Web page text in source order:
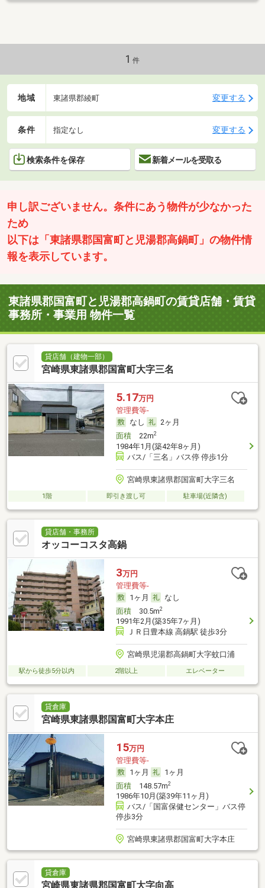
1 件
地域 東諸県郡綾町 変更する
条件 指定なし 変更する
検索条件を保存 新着メールを受取る
申し訳ございません。条件にあう物件が少なかった
ため
以下は「東諸県郡国富町と児湯郡高鍋町」の物件情
報を表示しています。
東諸県郡国富町と児湯郡高鍋町の賃貸店舗・賃貸
事務所・事業用 物件一覧
貸店舗（建物一部）
宮崎県東諸県郡国富町大字三名
5.17万円
管理費等-
なし
2ヶ月
面積22m2
1984年1月(築42年8ヶ月)
バス/「三名」バス停 停歩1分
宮崎県東諸県郡国富町大字三名
1階 即引き渡し可 駐車場(近隣含)
貸店舗・事務所
オッコーコスタ高鍋
3万円
管理費等-
1ヶ月
なし
面積30.5m2
1991年2月(築35年7ヶ月)
ＪＲ日豊本線 高鍋駅 徒歩3分
宮崎県児湯郡高鍋町大字蚊口浦
駅から徒歩5分以内 2階以上 エレベーター
貸倉庫
宮崎県東諸県郡国富町大字本庄
15万円
管理費等-
1ヶ月
1ヶ月
面積148.57m2
1986年10月(築39年11ヶ月)
バス/「国富保健センター」バス停
停歩3分
宮崎県東諸県郡国富町大字本庄
貸倉庫
宮崎県東諸県郡国富町大字向高